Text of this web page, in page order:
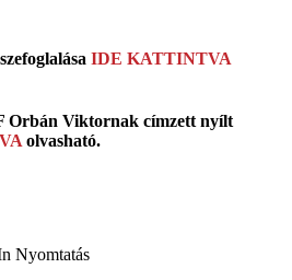
IDE KATTINTVA
Orbán Viktornak címzett nyílt
olvasható.
Nyomtatás